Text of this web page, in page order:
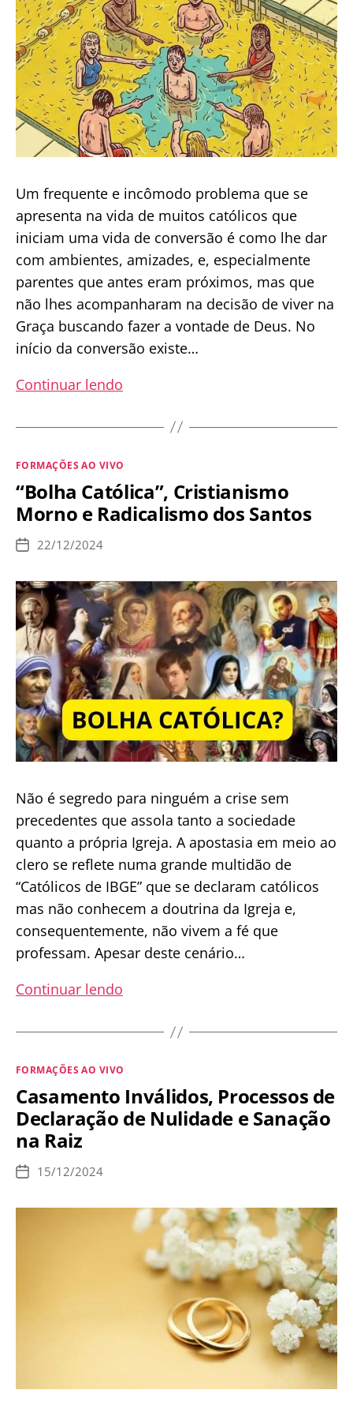
Um frequente e incômodo problema que se
apresenta na vida de muitos católicos que
iniciam uma vida de conversão é como lhe dar
com ambientes, amizades, e, especialmente
parentes que antes eram próximos, mas que
não lhes acompanharam na decisão de viver na
Graça buscando fazer a vontade de Deus. No
início da conversão existe…
Continuar lendo
Fim
Ano:
Como
lidar
e
ambientes
mundanos
Categorias
FORMAÇÕES AO VIVO
“Bolha Católica”, Cristianismo
Morno e Radicalismo dos Santos
Data
publicação
22/12/2024
Não é segredo para ninguém a crise sem
precedentes que assola tanto a sociedade
quanto a própria Igreja. A apostasia em meio ao
clero se reflete numa grande multidão de
“Católicos de IBGE” que se declaram católicos
mas não conhecem a doutrina da Igreja e,
consequentemente, não vivem a fé que
professam. Apesar deste cenário…
Continuar lendo
Cristianismo
e
Radicalismo
dos
Categorias
FORMAÇÕES AO VIVO
Casamento Inválidos, Processos de
Declaração de Nulidade e Sanação
na Raiz
Data
publicação
15/12/2024